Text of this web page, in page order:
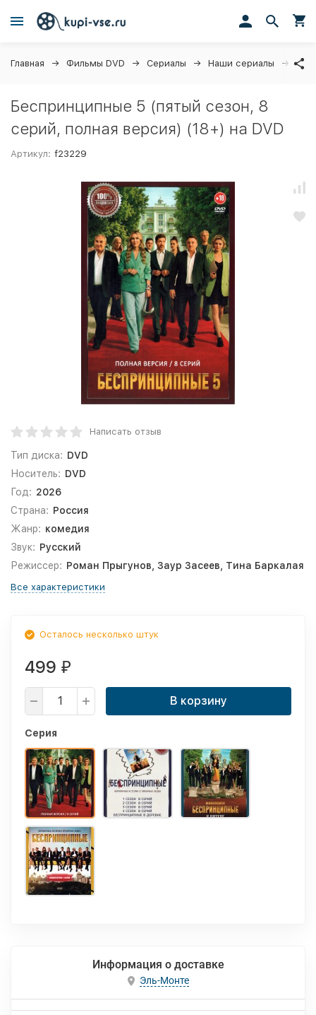
Главная Фильмы DVD Сериалы Наши сериалы
Беспринципные 5 (пятый сезон, 8
серий, полная версия) (18+) на DVD
Артикул: f23229
Написать отзыв
Тип диска: DVD
Носитель: DVD
Год: 2026
Страна: Россия
Жанр: комедия
Звук: Русский
Режиссер: Роман Прыгунов, Заур Засеев, Тина Баркалая
Все характеристики
Осталось несколько штук
499 ₽
В корзину
Серия
Информация о доставке
Эль-Монте